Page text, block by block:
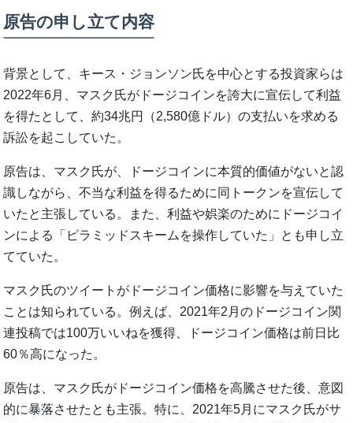
原告の申し立て内容
背景として、キース・ジョンソン氏を中心とする投資家らは
2022年6月、マスク氏がドージコインを誇大に宣伝して利益
を得たとして、約34兆円（2,580億ドル）の支払いを求める
訴訟を起こしていた。
原告は、マスク氏が、ドージコインに本質的価値がないと認
識しながら、不当な利益を得るために同トークンを宣伝して
いたと主張している。また、利益や娯楽のためにドージコイ
ンによる「ピラミッドスキームを操作していた」とも申し立
てていた。
マスク氏のツイートがドージコイン価格に影響を与えていた
ことは知られている。例えば、2021年2月のドージコイン関
連投稿では100万いいねを獲得、ドージコイン価格は前日比
60％高になった。
原告は、マスク氏がドージコイン価格を高騰させた後、意図
的に暴落させたとも主張。特に、2021年5月にマスク氏がサ